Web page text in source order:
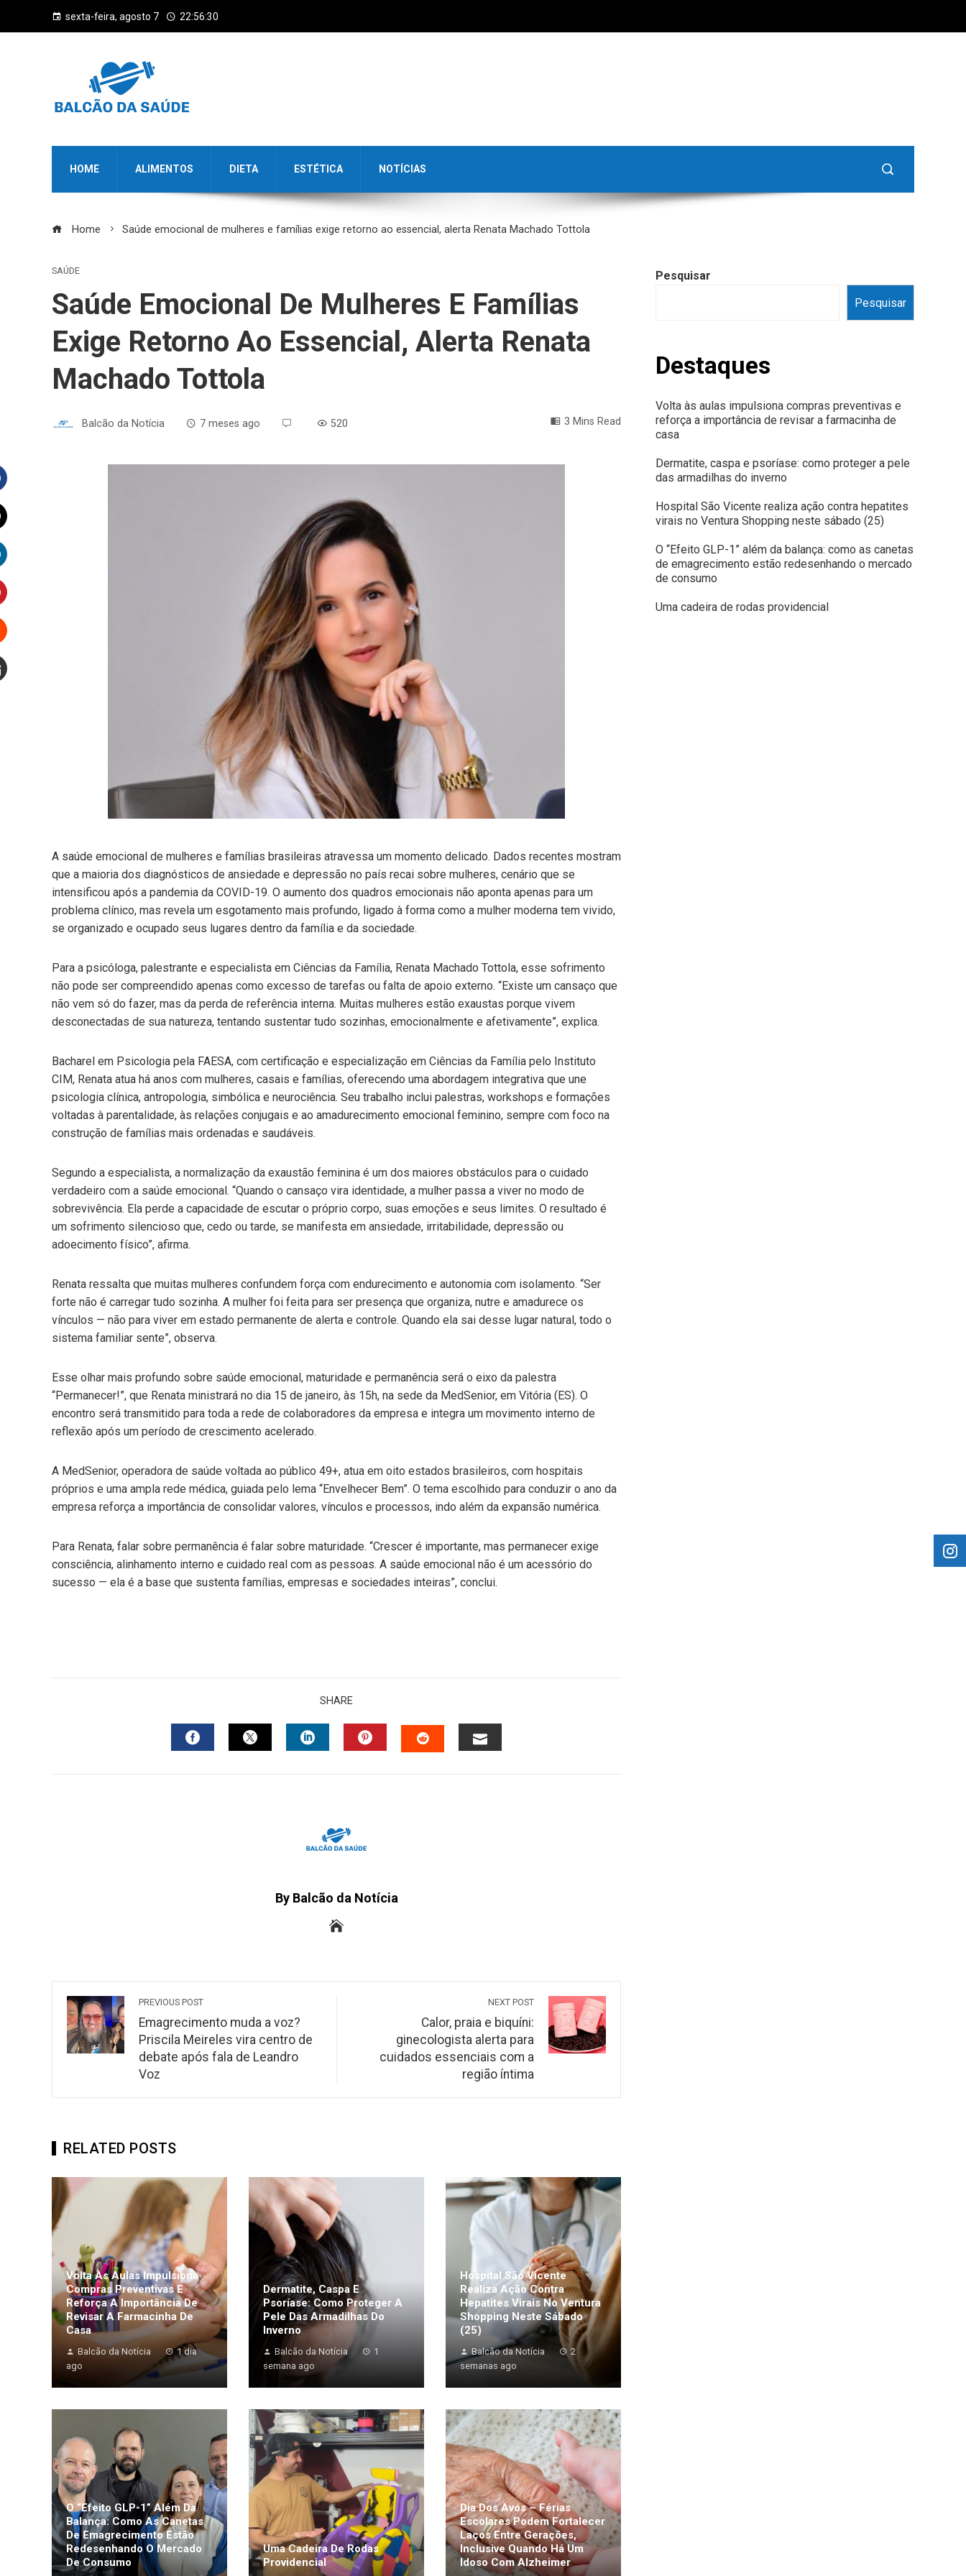
sexta-feira, agosto 7 22:56:31
HOME ALIMENTOS DIETA ESTÉTICA NOTÍCIAS
Home Saúde emocional de mulheres e famílias exige retorno ao essencial, alerta Renata Machado Tottola
SAÚDE
Saúde Emocional De Mulheres E Famílias
Exige Retorno Ao Essencial, Alerta Renata
Machado Tottola
Balcão da Notícia 7 meses ago 520 3 Mins Read
A saúde emocional de mulheres e famílias brasileiras atravessa um momento delicado. Dados recentes mostram
que a maioria dos diagnósticos de ansiedade e depressão no país recai sobre mulheres, cenário que se
intensificou após a pandemia da COVID-19. O aumento dos quadros emocionais não aponta apenas para um
problema clínico, mas revela um esgotamento mais profundo, ligado à forma como a mulher moderna tem vivido,
se organizado e ocupado seus lugares dentro da família e da sociedade.
Para a psicóloga, palestrante e especialista em Ciências da Família, Renata Machado Tottola, esse sofrimento
não pode ser compreendido apenas como excesso de tarefas ou falta de apoio externo. “Existe um cansaço que
não vem só do fazer, mas da perda de referência interna. Muitas mulheres estão exaustas porque vivem
desconectadas de sua natureza, tentando sustentar tudo sozinhas, emocionalmente e afetivamente”, explica.
Bacharel em Psicologia pela FAESA, com certificação e especialização em Ciências da Família pelo Instituto
CIM, Renata atua há anos com mulheres, casais e famílias, oferecendo uma abordagem integrativa que une
psicologia clínica, antropologia, simbólica e neurociência. Seu trabalho inclui palestras, workshops e formações
voltadas à parentalidade, às relações conjugais e ao amadurecimento emocional feminino, sempre com foco na
construção de famílias mais ordenadas e saudáveis.
Segundo a especialista, a normalização da exaustão feminina é um dos maiores obstáculos para o cuidado
verdadeiro com a saúde emocional. “Quando o cansaço vira identidade, a mulher passa a viver no modo de
sobrevivência. Ela perde a capacidade de escutar o próprio corpo, suas emoções e seus limites. O resultado é
um sofrimento silencioso que, cedo ou tarde, se manifesta em ansiedade, irritabilidade, depressão ou
adoecimento físico”, afirma.
Renata ressalta que muitas mulheres confundem força com endurecimento e autonomia com isolamento. “Ser
forte não é carregar tudo sozinha. A mulher foi feita para ser presença que organiza, nutre e amadurece os
vínculos — não para viver em estado permanente de alerta e controle. Quando ela sai desse lugar natural, todo o
sistema familiar sente”, observa.
Esse olhar mais profundo sobre saúde emocional, maturidade e permanência será o eixo da palestra
“Permanecer!”, que Renata ministrará no dia 15 de janeiro, às 15h, na sede da MedSenior, em Vitória (ES). O
encontro será transmitido para toda a rede de colaboradores da empresa e integra um movimento interno de
reflexão após um período de crescimento acelerado.
A MedSenior, operadora de saúde voltada ao público 49+, atua em oito estados brasileiros, com hospitais
próprios e uma ampla rede médica, guiada pelo lema “Envelhecer Bem”. O tema escolhido para conduzir o ano da
empresa reforça a importância de consolidar valores, vínculos e processos, indo além da expansão numérica.
Para Renata, falar sobre permanência é falar sobre maturidade. “Crescer é importante, mas permanecer exige
consciência, alinhamento interno e cuidado real com as pessoas. A saúde emocional não é um acessório do
sucesso — ela é a base que sustenta famílias, empresas e sociedades inteiras”, conclui.
SHARE
By Balcão da Notícia
PREVIOUS POST
Emagrecimento muda a voz?
Priscila Meireles vira centro de
debate após fala de Leandro
Voz
NEXT POST
Calor, praia e biquíni:
ginecologista alerta para
cuidados essenciais com a
região íntima
RELATED POSTS
Volta Às Aulas Impulsiona
Compras Preventivas E
Reforça A Importância De
Revisar A Farmacinha De
Casa
Balcão da Notícia
1 dia
ago
Dermatite, Caspa E
Psoríase: Como Proteger A
Pele Das Armadilhas Do
Inverno
Balcão da Notícia
1
semana ago
Hospital São Vicente
Realiza Ação Contra
Hepatites Virais No Ventura
Shopping Neste Sábado
(25)
Balcão da Notícia
2
semanas ago
O “Efeito GLP-1” Além Da
Balança: Como As Canetas
De Emagrecimento Estão
Redesenhando O Mercado
De Consumo
Uma Cadeira De Rodas
Providencial
Dia Dos Avós – Férias
Escolares Podem Fortalecer
Laços Entre Gerações,
Inclusive Quando Há Um
Idoso Com Alzheimer
Pesquisar
Pesquisar
Destaques
Volta às aulas impulsiona compras preventivas e
reforça a importância de revisar a farmacinha de
casa
Dermatite, caspa e psoríase: como proteger a pele
das armadilhas do inverno
Hospital São Vicente realiza ação contra hepatites
virais no Ventura Shopping neste sábado (25)
O “Efeito GLP-1” além da balança: como as canetas
de emagrecimento estão redesenhando o mercado
de consumo
Uma cadeira de rodas providencial